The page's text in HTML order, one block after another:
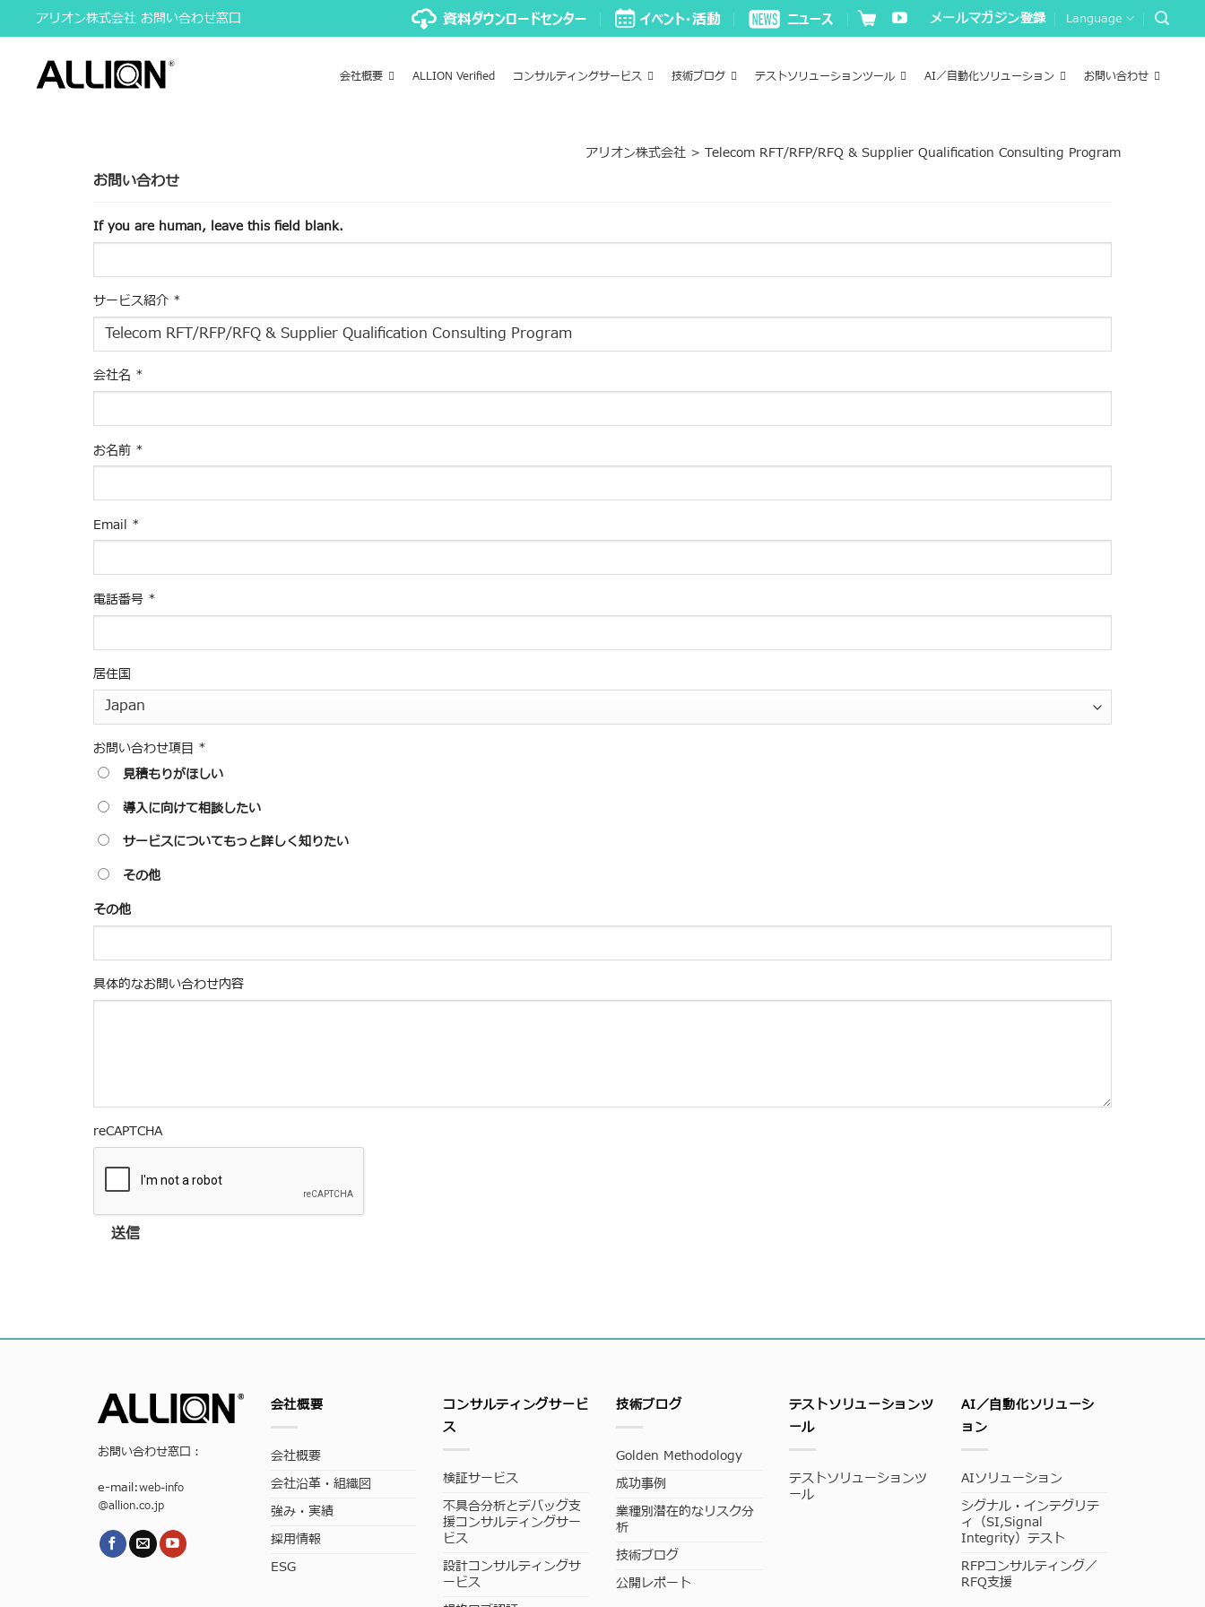
to
content
アリオン株式会社 お問い合わせ窓口 メールマガジン登録 Language
会社概要 ALLION Verified コンサルティングサービス 技術ブログ テストソリューションツール AI／自動化ソリューション お問い合わせ
アリオン株式会社> Telecom RFT/RFP/RFQ & Supplier Qualification Consulting Program
お問い合わせ
If you are human, leave this field blank.
サービス紹介 *
会社名 *
お名前 *
Email *
電話番号 *
居住国
お問い合わせ項目 *
見積もりがほしい
導入に向けて相談したい
サービスについてもっと詳しく知りたい
その他
その他
具体的なお問い合わせ内容
reCAPTCHA
送信
お問い合わせ窓口：
e-mail:web-info
@allion.co.jp
会社概要
会社概要
会社沿革・組織図
強み・実績
採用情報
ESG
コンサルティングサービ
ス
検証サービス
不具合分析とデバッグ支
援コンサルティングサー
ビス
設計コンサルティングサ
ービス
技術ブログ
Golden Methodology
成功事例
業種別潜在的なリスク分
析
技術ブログ
公開レポート
テストソリューションツ
ール
テストソリューションツ
ール
AI／自動化ソリューシ
ョン
AIソリューション
シグナル・インテグリテ
ィ（SI,Signal
Integrity）テスト
RFPコンサルティング／
RFQ支援